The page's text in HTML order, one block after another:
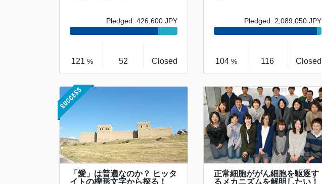
Pledged: 426,600 JPY
121% 52 Closed
Pledged: 2,089,050 JPY
104% 116 Closed
「愛」は普遍なのか？ ヒッタ
イトの楔形文字から探る！
正常細胞ががん細胞を駆逐す
るメカニズムを解明したい！